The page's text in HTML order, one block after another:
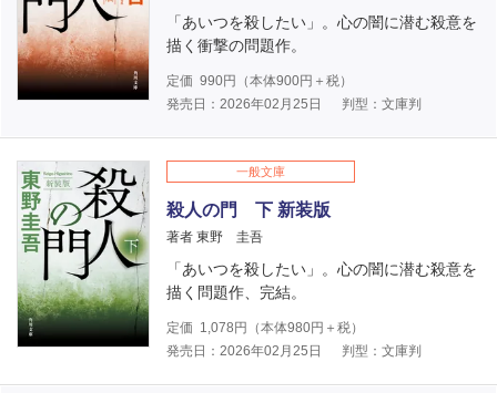
「あいつを殺したい」。心の闇に潜む殺意を
描く衝撃の問題作。
定価 990円（本体900円＋税）
発売日：2026年02月25日
判型：文庫判
一般文庫
殺人の門 下 新装版
著者 東野 圭吾
「あいつを殺したい」。心の闇に潜む殺意を
描く問題作、完結。
定価 1,078 円（本体980円＋税）
発売日：2026年02月25日
判型：文庫判